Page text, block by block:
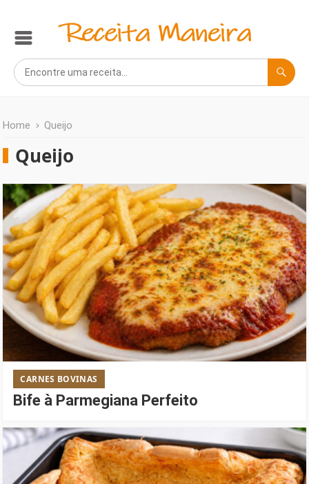
Home Queijo
Queijo
CARNES BOVINAS
Bife à Parmegiana Perfeito